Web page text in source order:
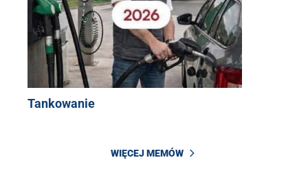
Tankowanie
WIĘCEJ MEMÓW